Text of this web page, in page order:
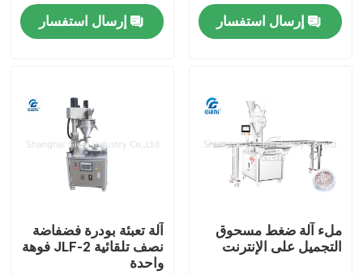
جولة في المصنع
أخبار
إرسال استفسار إرسال استفسار
ملء آلة ضغط مسحوق
التجميل على الإنترنت
آلة تعبئة بودرة فضفاضة
نصف تلقائية JLF-2 فوهة
واحدة